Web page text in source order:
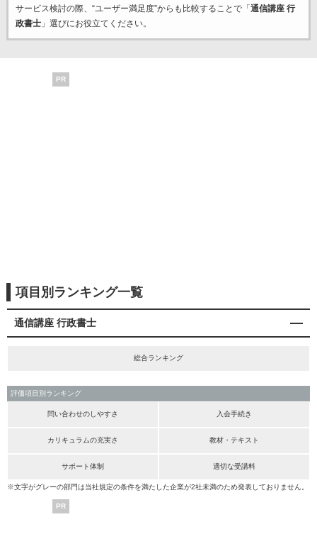
サービス検討の際、“ユーザー満足度”からも比較することで「 通信講座 行
政書士」選びにお役立てください。
PR
項目別ランキング一覧
通信講座 行政書士
総合ランキング
評価項目別ランキング
問い合わせのしやすさ 入会手続き
カリキュラムの充実さ 教材・テキスト
サポート体制 適切な受講料
※文字がグレーの部門は当社規定の条件を満たした企業が2社未満のため発表しておりません。
PR